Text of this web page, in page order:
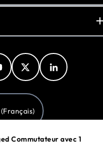
Commutateur avec 1